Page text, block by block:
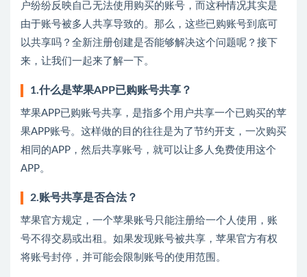
户纷纷反映自己无法使用购买的账号，而这种情况其实是
由于账号被多人共享导致的。那么，这些已购账号到底可
以共享吗？全新注册创建是否能够解决这个问题呢？接下
来，让我们一起来了解一下。
1.什么是苹果APP已购账号共享？
苹果APP已购账号共享，是指多个用户共享一个已购买的苹
果APP账号。这样做的目的往往是为了节约开支，一次购买
相同的APP，然后共享账号，就可以让多人免费使用这个
APP。
2.账号共享是否合法？
苹果官方规定，一个苹果账号只能注册给一个人使用，账
号不得交易或出租。如果发现账号被共享，苹果官方有权
将账号封停，并可能会限制账号的使用范围。